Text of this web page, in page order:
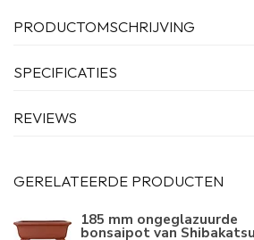
PRODUCTOMSCHRIJVING
SPECIFICATIES
REVIEWS
GERELATEERDE PRODUCTEN
185 mm ongeglazuurde
bonsaipot van